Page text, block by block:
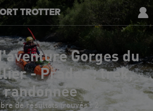
TROTTER
Gorges du
- Prades : trek,
randonnée
de résultats trouvés : 2